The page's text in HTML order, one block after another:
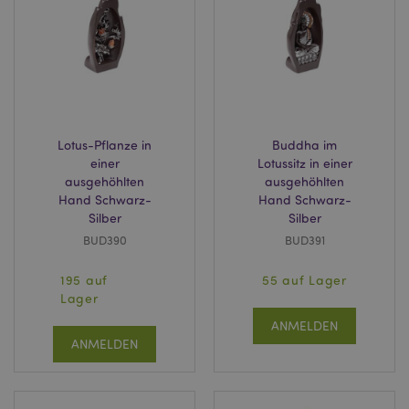
Lotus-Pflanze in
einer
ausgehöhlten
Hand Schwarz-
Silber
BUD390
195 auf
Lager
ANMELDEN
Buddha im
Lotussitz in einer
ausgehöhlten
Hand Schwarz-
Silber
BUD391
55 auf Lager
ANMELDEN
mage-messages
Adobe Inc.